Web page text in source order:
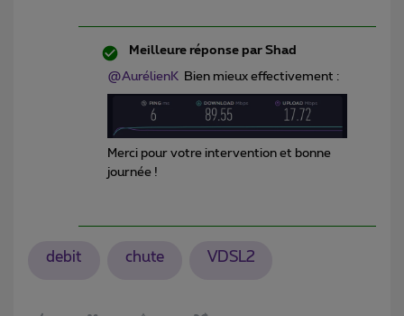
Meilleure réponse par Shad
@AurélienK Bien mieux effectivement :
Merci pour votre intervention et bonne
journée !
debit chute VDSL2